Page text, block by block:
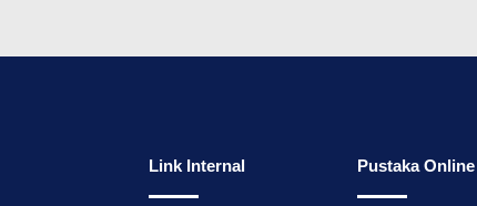
Link Internal Pustaka Online